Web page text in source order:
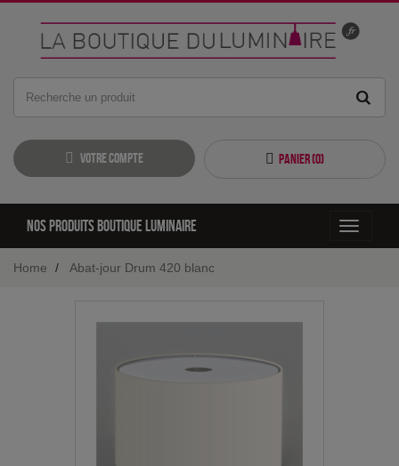
Votre compte Panier (0)
Toggle
Nos produits boutique luminaire
Home Abat-jour Drum 420 blanc